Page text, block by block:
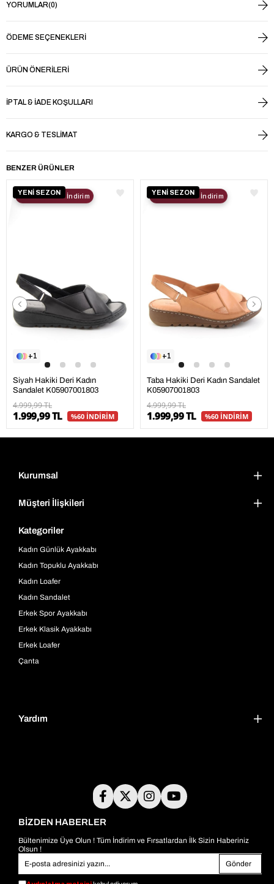
YORUMLAR(0)
ÖDEME SEÇENEKLERI
ÜRÜN ÖNERILERI
İPTAL & İADE KOŞULLARI
KARGO & TESLIMAT
BENZER ÜRÜNLER
YENİ SEZON
1
Siyah Hakiki Deri Kadın
Sandalet K05907001803
4.999,99 TL
1.999,99 TL %60 İNDİRİM
2. Ürüne %30 İndirim YENİ SEZON
1
Taba Hakiki Deri Kadın Sandalet
K05907001803
4.999,99 TL
1.999,99 TL %60 İNDİRİM
2. Ürüne %30 İndirim
Kurumsal
Müşteri İlişkileri
Kategoriler
Kadın Günlük Ayakkabı
Kadın Topuklu Ayakkabı
Kadın Loafer
Kadın Sandalet
Erkek Spor Ayakkabı
Erkek Klasik Ayakkabı
Erkek Loafer
Çanta
Yardım
BİZDEN HABERLER
Bültenimize Üye Olun ! Tüm İndirim ve Fırsatlardan İlk Sizin Haberiniz
Olsun !
Gönder